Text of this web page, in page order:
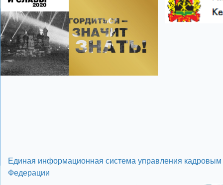
Единая информационная система управления кадровым
Федерации